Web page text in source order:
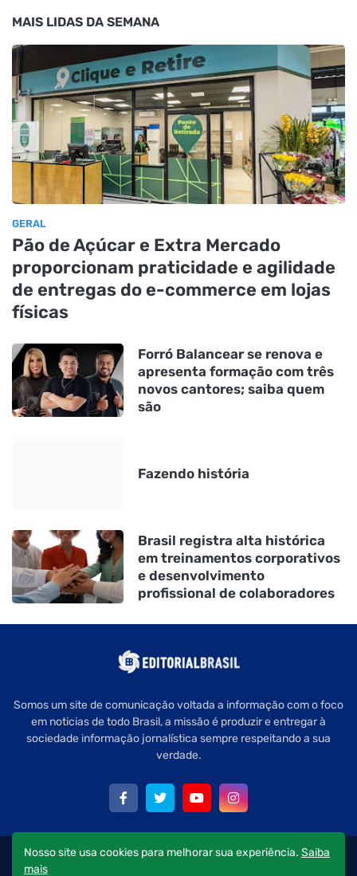
MAIS LIDAS DA SEMANA
GERAL
Pão de Açúcar e Extra Mercado
proporcionam praticidade e agilidade
de entregas do e-commerce em lojas
físicas
Forró Balancear se renova e
apresenta formação com três
novos cantores; saiba quem
são
Fazendo história
Brasil registra alta histórica
em treinamentos corporativos
e desenvolvimento
profissional de colaboradores
Somos um site de comunicação voltada a informação com o foco
em noticias de todo Brasil, a missão é produzir e entregar à
sociedade informação jornalística sempre respeitando a sua
verdade.
Copyright © 2022 Editorial Brasil - Todos os direitos reservados.
Nosso site usa cookies para melhorar sua experiência. Saiba
mais